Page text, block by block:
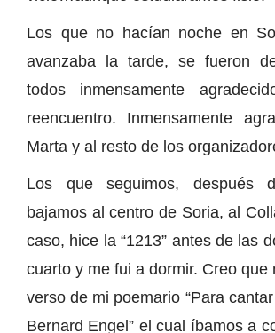
Los que no hacían noche en
avanzaba la tarde, se fueron
todos inmensamente
reencuentro. Inmensamente
Marta y al resto de los
Los que seguimos, después
bajamos al centro de Soria, al
caso, hice la “1213” antes de las
cuarto y me fui a dormir. Creo que
verso de mi poemario “Para
Bernard Engel” el cual íbamos a